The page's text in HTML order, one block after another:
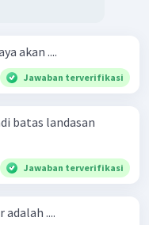
akan ....
Jawaban terverifikasi
batas landasan
Jawaban terverifikasi
....